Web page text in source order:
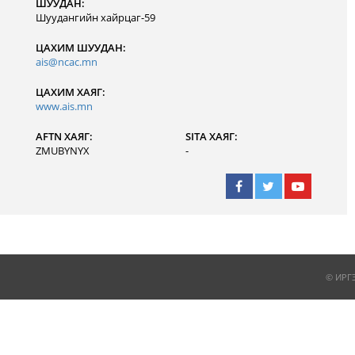
ШУУДАН:
Шуудангийн хайрцаг-59
ЦАХИМ ШУУДАН:
ais@ncac.mn
ЦАХИМ ХАЯГ:
www.ais.mn
AFTN ХАЯГ:
ZMUBYNYX
SITA ХАЯГ:
-
©